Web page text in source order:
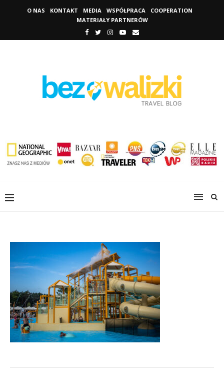
O NAS KONTAKT MEDIA WSPÓŁPRACA
COOPERATION
MATERIAŁY PARTNERÓW